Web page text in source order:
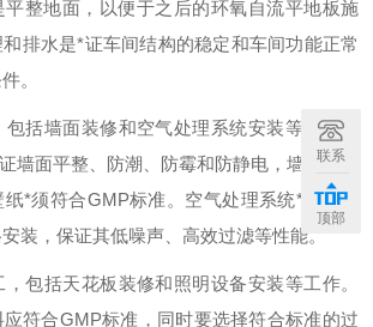
平整地面，以便于之后的环氧自流平地板施
排水是*证车间结构的稳定和车间功能正常
。
包括墙面装修和空气处理系统安装等工作。
证墙面平整、防潮、防霉和防静电，墙面的涂
纸*须符合GMP标准。空气处理系统*
须按照
装，保证其低噪声、高效过滤等性能。
，包括天花板装修和照明设备安装等工作。
符合GMP标准，同时要选择符合标准的过
联系
顶部